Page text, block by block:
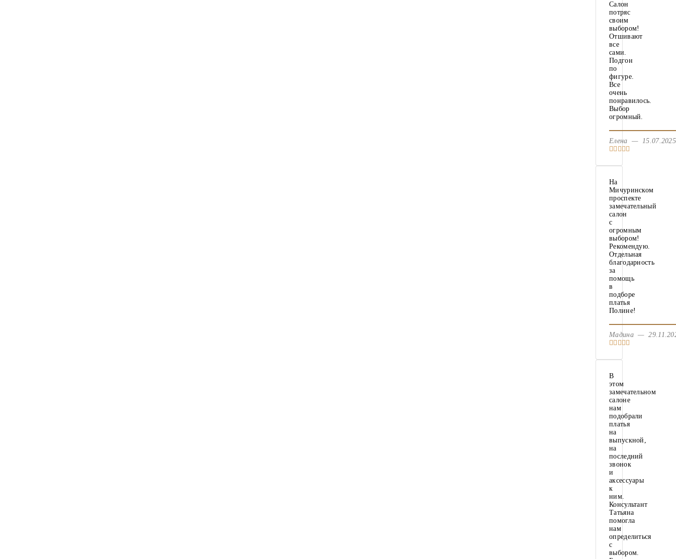
Салон
потряс
своим
выбором!
Отшивают
все
сами.
Подгон
по
фигуре.
Все
очень
понравилось.
Выбор
огромный.
Елена —
На
Мичуринском
проспекте
замечательный
салон
с
огромным
выбором!
Рекомендую.
Отдельная
благодарность
за
помощь
в
подборе
платья
Полине!
Мадина —
В
этом
замечательном
салоне
нам
подобрали
платья
на
выпускной,
на
последний
звонок
и
аксессуары
к
ним.
Консультант
Татьяна
помогла
нам
определиться
с
выбором.